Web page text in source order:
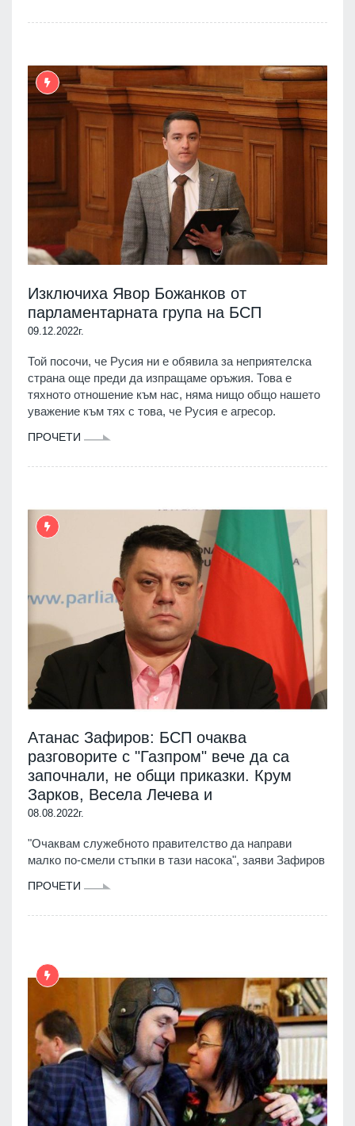
Изключиха Явор Божанков от
парламентарната група на БСП
09.12.2022г.
Той посочи, че Русия ни е обявила за неприятелска
страна още преди да изпращаме оръжия. Това е
тяхното отношение към нас, няма нищо общо нашето
уважение към тях с това, че Русия е агресор.
ПРОЧЕТИ
Атанас Зафиров: БСП очаква
разговорите с "Газпром" вече да са
започнали, не общи приказки. Крум
Зарков, Весела Лечева и
08.08.2022г.
"Очаквам служебното правителство да направи
малко по-смели стъпки в тази насока", заяви Зафиров
ПРОЧЕТИ